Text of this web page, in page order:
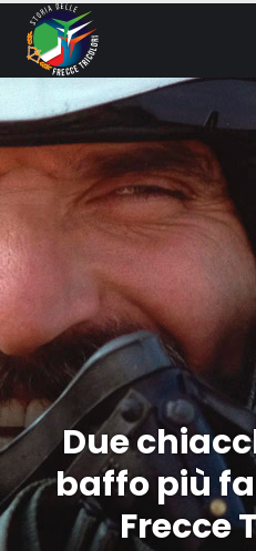
Due
baffo più
Frecce
Tu